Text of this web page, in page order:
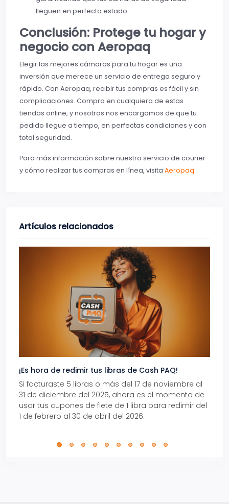
lleguen en perfecto estado.
Conclusión: Protege tu hogar y
negocio con Aeropaq
Elegir las mejores cámaras para tu hogar es una
inversión que merece un servicio de entrega seguro y
rápido. Con Aeropaq, recibir tus compras es fácil y sin
complicaciones. Compra en cualquiera de estas
tiendas online, y nosotros nos encargamos de que tu
pedido llegue a tiempo, en perfectas condiciones y con
total seguridad.
Para más información sobre nuestro servicio de courier
y cómo realizar tus compras en línea, visita Aeropaq.
Artículos relacionados
¡Es hora de redimir tus libras de Cash PAQ!
Si facturaste 5 libras o más del 17 de noviembre al
31 de diciembre del 2025, ahora es el momento de
usar tus cupones de flete de 1 libra para redimir del
1 de febrero al 30 de abril del 2026.